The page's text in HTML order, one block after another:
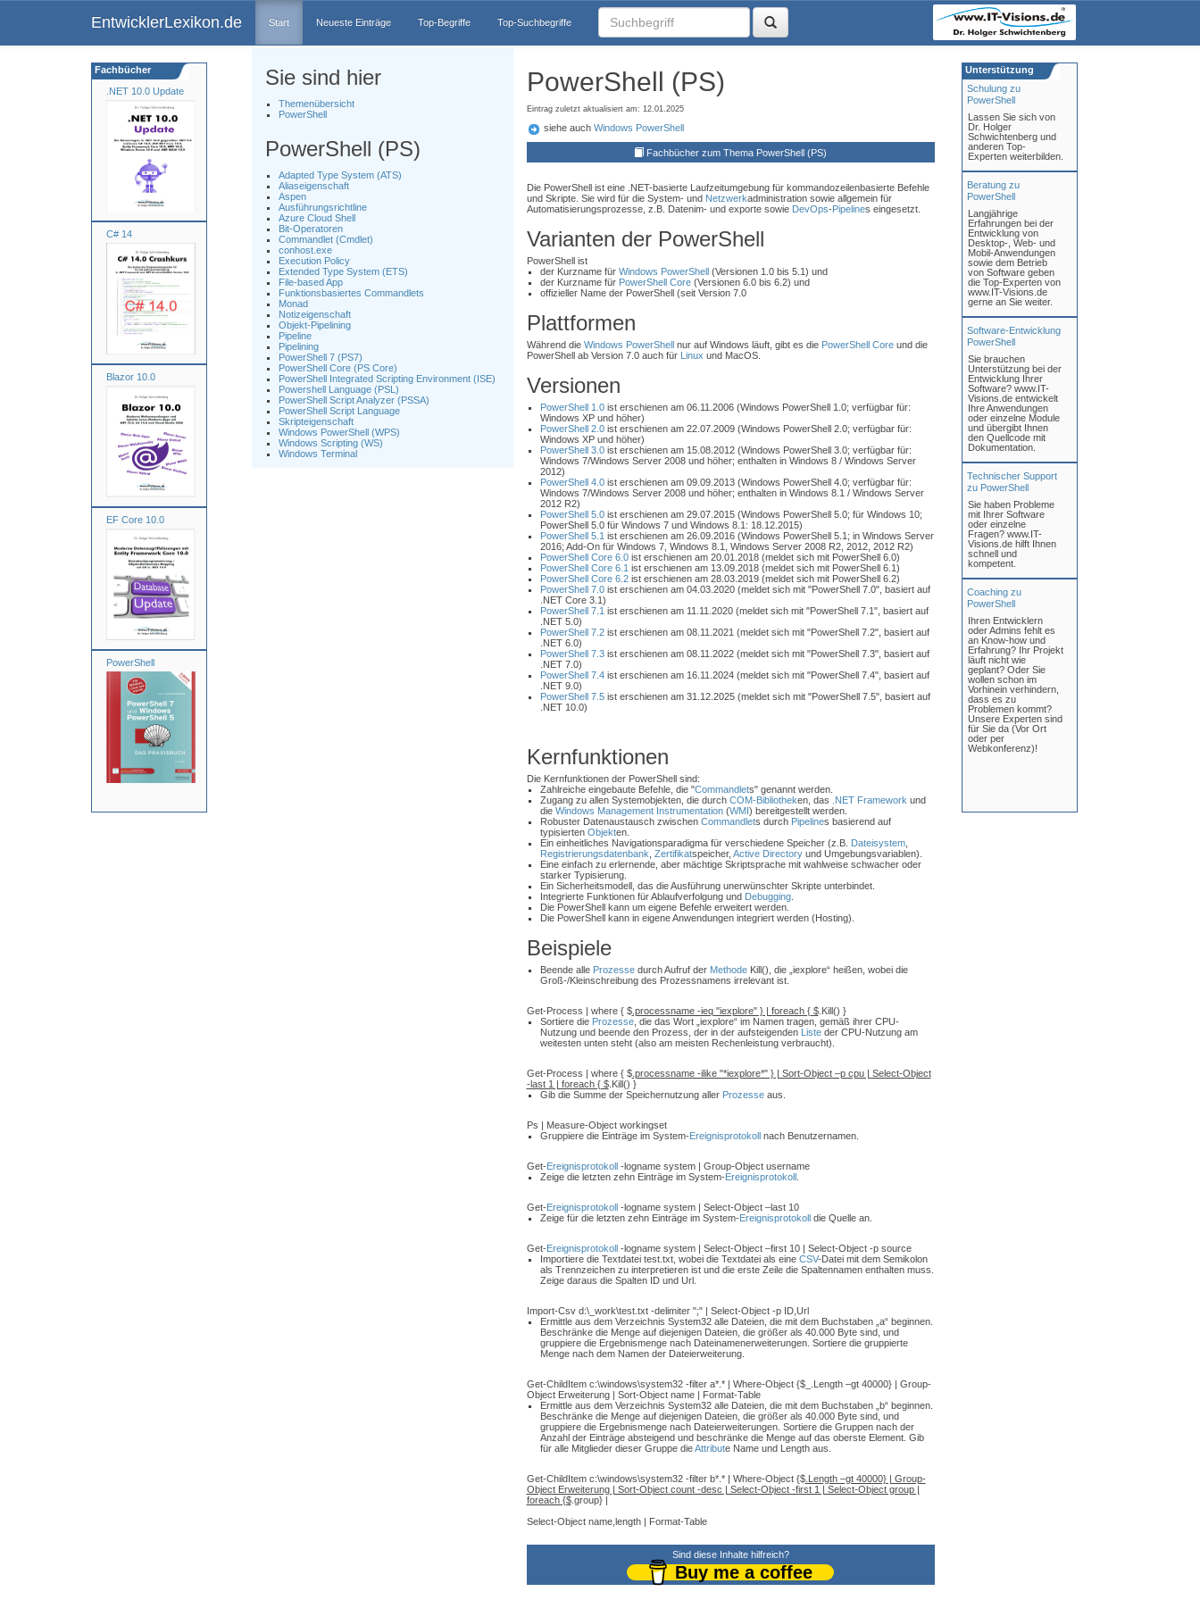
EntwicklerLexikon.de Start Neueste Einträge Top-Begriffe Top-Suchbegriffe
.NET 10.0 Update
C# 14
Blazor 10.0
EF Core 10.0
PowerShell
Fachbücher Sie sind hier
Themenübersicht
PowerShell
PowerShell (PS)
Adapted Type System (ATS)
Aliaseigenschaft
Aspen
Ausführungsrichtline
Azure Cloud Shell
Bit-Operatoren
Commandlet (Cmdlet)
conhost.exe
Execution Policy
Extended Type System (ETS)
File-based App
Funktionsbasiertes Commandlets
Monad
Notizeigenschaft
Objekt-Pipelining
Pipeline
Pipelining
PowerShell 7 (PS7)
PowerShell Core (PS Core)
PowerShell Integrated Scripting Environment (ISE)
Powershell Language (PSL)
PowerShell Script Analyzer (PSSA)
PowerShell Script Language
Skripteigenschaft
Windows PowerShell (WPS)
Windows Scripting (WS)
Windows Terminal
PowerShell (PS)
Eintrag zuletzt aktualisiert am: 12.01.2025
siehe auch Windows PowerShell
Fachbücher zum Thema PowerShell (PS)
Die PowerShell ist eine .NET-basierte Laufzeitumgebung für kommandozeilenbasierte Befehle
und Skripte. Sie wird für die System- und Netzwerkadministration sowie allgemein für
Automatisierungsprozesse, z.B. Datenim- und exporte sowie DevOps-Pipelines eingesetzt.
Varianten der PowerShell
PowerShell ist
der Kurzname für Windows PowerShell(Versionen 1.0 bis 5.1) und
der Kurzname für PowerShell Core(Versionen 6.0 bis 6.2) und
offizieller Name der PowerShell (seit Version 7.0
Plattformen
Während die Windows PowerShellnur auf Windows läuft, gibt es die PowerShell Coreund die
PowerShell ab Version 7.0 auch für Linux und MacOS.
Versionen
PowerShell 1.0ist erschienen am 06.11.2006 (Windows PowerShell 1.0; verfügbar für:
Windows XP und höher)
PowerShell 2.0ist erschienen am 22.07.2009 (Windows PowerShell 2.0; verfügbar für:
Windows XP und höher)
PowerShell 3.0ist erschienen am 15.08.2012 (Windows PowerShell 3.0; verfügbar für:
Windows 7/Windows Server 2008 und höher; enthalten in Windows 8 / Windows Server
2012)
PowerShell 4.0ist erschienen am 09.09.2013 (Windows PowerShell 4.0; verfügbar für:
Windows 7/Windows Server 2008 und höher; enthalten in Windows 8.1 / Windows Server
2012 R2)
PowerShell 5.0ist erschienen am 29.07.2015 (Windows PowerShell 5.0; für Windows 10;
PowerShell 5.0 für Windows 7 und Windows 8.1: 18.12.2015)
PowerShell 5.1 ist erschienen am 26.09.2016 (Windows PowerShell 5.1; in Windows Server
2016; Add-On für Windows 7, Windows 8.1, Windows Server 2008 R2, 2012, 2012 R2)
PowerShell Core 6.0ist erschienen am 20.01.2018 (meldet sich mit PowerShell 6.0)
PowerShell Core 6.1 ist erschienen am 13.09.2018 (meldet sich mit PowerShell 6.1)
PowerShell Core 6.2ist erschienen am 28.03.2019 (meldet sich mit PowerShell 6.2)
PowerShell 7.0ist erschienen am 04.03.2020 (meldet sich mit "PowerShell 7.0", basiert auf
.NET Core 3.1)
PowerShell 7.1 ist erschienen am 11.11.2020 (meldet sich mit "PowerShell 7.1", basiert auf
.NET 5.0)
PowerShell 7.2ist erschienen am 08.11.2021 (meldet sich mit "PowerShell 7.2", basiert auf
.NET 6.0)
PowerShell 7.3ist erschienen am 08.11.2022 (meldet sich mit "PowerShell 7.3", basiert auf
.NET 7.0)
PowerShell 7.4ist erschienen am 16.11.2024 (meldet sich mit "PowerShell 7.4", basiert auf
.NET 9.0)
PowerShell 7.5ist erschienen am 31.12.2025 (meldet sich mit "PowerShell 7.5", basiert auf
.NET 10.0)
Kernfunktionen
Die Kernfunktionen der PowerShell sind:
Zahlreiche eingebaute Befehle, die "Commandlets" genannt werden.
Zugang zu allen Systemobjekten, die durch COM-Bibliotheken, das .NET Framework und
die Windows Management Instrumentation(WMI) bereitgestellt werden.
Robuster Datenaustausch zwischen Commandlets durch Pipelines basierend auf
typisierten Objekten.
Ein einheitliches Navigationsparadigma für verschiedene Speicher (z.B. Dateisystem,
Registrierungsdatenbank Zertifikatspeicher, Active Directoryund Umgebungsvariablen).
Eine einfach zu erlernende, aber mächtige Skriptsprache mit wahlweise schwacher oder
starker Typisierung.
Ein Sicherheitsmodell, das die Ausführung unerwünschter Skripte unterbindet.
Integrierte Funktionen für Ablaufverfolgung und Debugging.
Die PowerShell kann um eigene Befehle erweitert werden.
Die PowerShell kann in eigene Anwendungen integriert werden (Hosting).
Beispiele
Beende alle Prozessedurch Aufruf der MethodeKill(), die „iexplore“ heißen, wobei die
Groß-/Kleinschreibung des Prozessnamens irrelevant ist.
Get-Process | where { $.processname -ieq "iexplore" } | foreach { $.Kill() }
Sortiere die Prozesse, die das Wort „iexplore“ im Namen tragen, gemäß ihrer CPU-
Nutzung und beende den Prozess, der in der aufsteigenden Listeder CPU-Nutzung am
weitesten unten steht (also am meisten Rechenleistung verbraucht).
Get-Process | where { $.processname -ilike "*iexplore*" } | Sort-Object –p cpu | Select-Object
-last 1 | foreach { $.Kill() }
Gib die Summe der Speichernutzung aller Prozesseaus.
Ps | Measure-Object workingset
Gruppiere die Einträge im System-Ereignisprotokollnach Benutzernamen.
Get-Ereignisprotokoll-logname system | Group-Object username
Zeige die letzten zehn Einträge im System-Ereignisprotokoll.
Get-Ereignisprotokoll-logname system | Select-Object –last 10
Zeige für die letzten zehn Einträge im System-Ereignisprotokolldie Quelle an.
Get-Ereignisprotokoll-logname system | Select-Object –first 10 | Select-Object -p source
Importiere die Textdatei test.txt, wobei die Textdatei als eine CSV-Datei mit dem Semikolon
als Trennzeichen zu interpretieren ist und die erste Zeile die Spaltennamen enthalten muss.
Zeige daraus die Spalten ID und Url.
Import-Csv d:\_work\test.txt -delimiter ";" | Select-Object -p ID,Url
Ermittle aus dem Verzeichnis System32 alle Dateien, die mit dem Buchstaben „a“ beginnen.
Beschränke die Menge auf diejenigen Dateien, die größer als 40.000 Byte sind, und
gruppiere die Ergebnismenge nach Dateinamenerweiterungen. Sortiere die gruppierte
Menge nach dem Namen der Dateierweiterung.
Get-ChildItem c:\windows\system32 -filter a*.* | Where-Object {$_.Length –gt 40000} | Group-
Object Erweiterung | Sort-Object name | Format-Table
Ermittle aus dem Verzeichnis System32 alle Dateien, die mit dem Buchstaben „b“ beginnen.
Beschränke die Menge auf diejenigen Dateien, die größer als 40.000 Byte sind, und
gruppiere die Ergebnismenge nach Dateierweiterungen. Sortiere die Gruppen nach der
Anzahl der Einträge absteigend und beschränke die Menge auf das oberste Element. Gib
für alle Mitglieder dieser Gruppe dieAttribute Name und Length aus.
Get-ChildItem c:\windows\system32 -filter b*.* | Where-Object {$.Length –gt 40000} | Group-
Object Erweiterung | Sort-Object count -desc | Select-Object -first 1 | Select-Object group |
foreach {$.group} |
Select-Object name,length | Format-Table
Sind diese Inhalte hilfreich?
Buy me a coffee
Schulung zu
PowerShell
Lassen Sie sich von
Dr. Holger
Schwichtenberg und
anderen Top-
Experten weiterbilden.
Beratung zu
PowerShell
Langjährige
Erfahrungen bei der
Entwicklung von
Desktop-, Web- und
Mobil-Anwendungen
sowie dem Betrieb
von Software geben
die Top-Experten von
www.IT-Visions.de
gerne an Sie weiter.
Software-Entwicklung
PowerShell
Sie brauchen
Unterstützung bei der
Entwicklung Ihrer
Software? www.IT-
Visions.de entwickelt
Ihre Anwendungen
oder einzelne Module
und übergibt Ihnen
den Quellcode mit
Dokumentation.
Technischer Support
zu PowerShell
Sie haben Probleme
mit Ihrer Software
oder einzelne
Fragen? www.IT-
Visions.de hilft Ihnen
schnell und
kompetent.
Coaching zu
PowerShell
Ihren Entwicklern
oder Admins fehlt es
an Know-how und
Erfahrung? Ihr Projekt
läuft nicht wie
geplant? Oder Sie
wollen schon im
Vorhinein verhindern,
dass es zu
Problemen kommt?
Unsere Experten sind
für Sie da (Vor Ort
oder per
Webkonferenz)!
Unterstützung